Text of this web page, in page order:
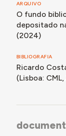
período da 2ª
1950;
Secção de
do Pará entre
- Autor, em
projectos
Rádio
Carlos
Pará.
- Autor do
Pedro
ARQUIVO
O fundo
depositado
(2024)
BIBLIOGRAFIA
Ricardo
(Lisboa: